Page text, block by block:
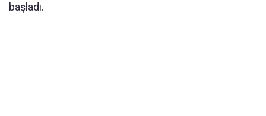
başladı.